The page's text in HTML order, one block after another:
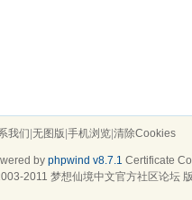
我们|无图版|手机浏览|清除Cookies
by phpwind v8.7.1 Certificate
2011 梦想仙境中文官方社区论坛